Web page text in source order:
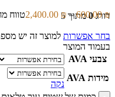
דורג0מתוך 5600.00₪
–
2,400.00 ₪ טווח מחירים:
בחר אפשרות למוצר זה יש
בעמוד המוצר
צבעי AVA
מידות AVA
נקה